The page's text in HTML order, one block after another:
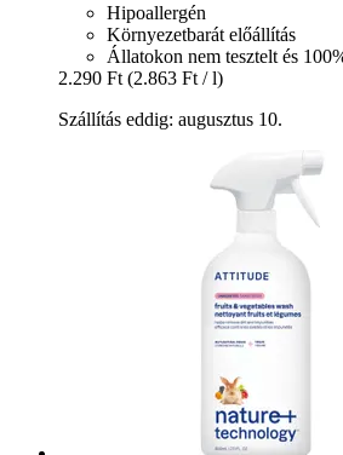
Hipoallergén
Környezetbarát előállítás
Állatokon nem tesztelt és
2.290 Ft (2.863 Ft / l)
Szállítás eddig: augusztus 10.